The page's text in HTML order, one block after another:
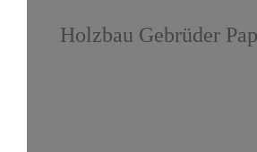
Holzbau Gebrüder